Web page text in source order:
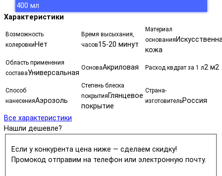
400 мл
Характеристики
Возможность
колеровки Нет
Время высыхания,
часов15-20 минут
Материал
основания
кожа
Область применения
составаУниверсальная
ОсноваАкриловая Расход квдрат за 1 л2 м2
Способ
нанесенияАэрозоль
Степень блеска
покрытия Глянцевое
покрытие
Страна-
изготовительРоссия
Все характеристики
Нашли дешевле?
Если у конкурента цена ниже — сделаем скидку!
Промокод отправим на телефон или электронную почту.